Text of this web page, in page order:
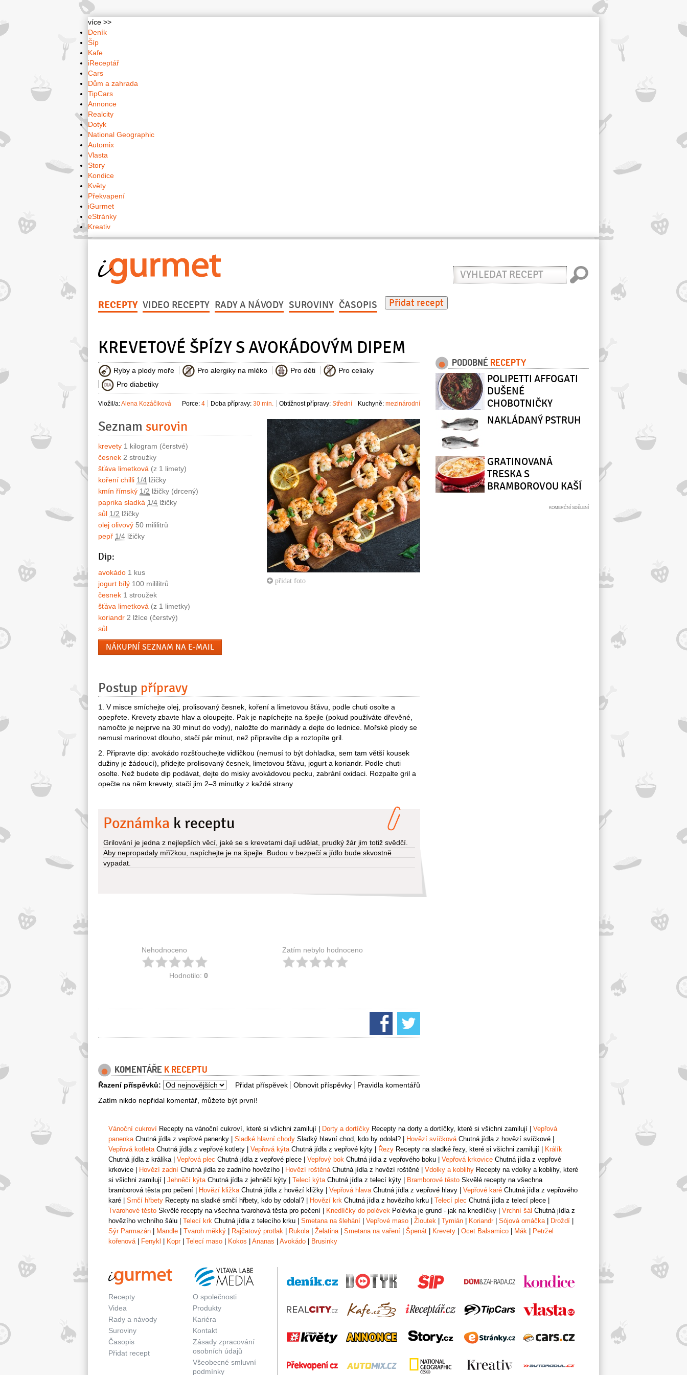
více >>
Deník
Šíp
Kafe
iReceptář
Cars
Dům a zahrada
TipCars
Annonce
Realcity
Dotyk
National Geographic
Automix
Vlasta
Story
Kondice
Květy
Překvapení
iGurmet
eStránky
Kreativ
Vyhledat
recept
RECEPTY VIDEO RECEPTY RADY A NÁVODY SUROVINY ČASOPIS Přidat recept
KREVETOVÉ ŠPÍZY S AVOKÁDOVÝM DIPEM
Ryby a plody moře Pro alergiky na mléko Pro děti
Pro celiaky
Pro diabetiky
Vložil/a:Alena Kozáčiková Kuchyně: mezinárodní
Obtížnost přípravy: Střední
Doba přípravy: 30 min.
Porce: 4
přidat foto
Seznam surovin
krevety 1 kilogram (čerstvé)
česnek 2 stroužky
šťáva limetková (z 1 limety)
koření chilli 1/4 lžičky
kmín římský 1/2 lžičky (drcený)
paprika sladká 1/4 lžičky
sůl 1/2 lžičky
olej olivový 50 mililitrů
pepř 1/4 lžičky
Dip:
avokádo 1 kus
jogurt bílý 100 mililitrů
česnek 1 stroužek
šťáva limetková (z 1 limetky)
koriandr 2 lžíce (čerstvý)
sůl
NÁKUPNÍ SEZNAM NA E-MAIL
Postup přípravy
1. V misce smíchejte olej, prolisovaný česnek, koření a limetovou šťávu, podle chuti osolte a
opepřete. Krevety zbavte hlav a oloupejte. Pak je napíchejte na špejle (pokud používáte dřevěné,
namočte je nejprve na 30 minut do vody), naložte do marinády a dejte do lednice. Mořské plody se
nemusí marinovat dlouho, stačí pár minut, než připravíte dip a roztopíte gril.
2. Připravte dip: avokádo rozšťouchejte vidličkou (nemusí to být dohladka, sem tam větší kousek
dužiny je žádoucí), přidejte prolisovaný česnek, limetovou šťávu, jogurt a koriandr. Podle chuti
osolte. Než budete dip podávat, dejte do misky avokádovou pecku, zabrání oxidaci. Rozpalte gril a
opečte na něm krevety, stačí jim 2–3 minutky z každé strany
Poznámka k receptu
Grilování je jedna z nejlepších věcí, jaké se s krevetami dají udělat, prudký žár jim totiž svědčí.
Aby nepropadaly mřížkou, napíchejte je na špejle. Budou v bezpečí a jídlo bude skvostně
vypadat.
Nehodnoceno
Hodnotilo: 0
Zatím nebylo hodnoceno
KOMENTÁŘE K RECEPTU
Pravidla komentářů
Obnovit příspěvky
Přidat příspěvek
Řazení příspěvků:
Zatím nikdo nepřidal komentář, můžete být první!
PODOBNÉ RECEPTY
POLIPETTI AFFOGATI
DUŠENÉ
CHOBOTNIČKY
NAKLÁDANÝ PSTRUH
GRATINOVANÁ
TRESKA S
BRAMBOROVOU KAŠÍ
Vánoční cukroví Recepty na vánoční cukroví, které si všichni zamilují Dorty a dortíčky Recepty na dorty a dortíčky, které si všichni zamilují
Vepřová
panenkaChutná jídla z vepřové panenky Sladké hlavní chody Sladký hlavní chod, kdo by odolal? Hovězí svíčkováChutná jídla z hovězí svíčkové
Vepřová kotletaChutná jídla z vepřové kotlety Vepřová kýtaChutná jídla z vepřové kýty Řezy Recepty na sladké řezy, které si všichni zamilují
Králík
Chutná jídla z králíka| Vepřová plec Chutná jídla z vepřové plece Vepřový bok Chutná jídla z vepřového boku Vepřová krkovice Chutná jídla z vepřové
krkovice
Hovězí zadní Chutná jídla ze zadního hovězího Hovězí roštěnáChutná jídla z hovězí roštěné Vdolky a koblihy Recepty na vdolky a koblihy, které
si všichni zamilují
Jehněčí kýtaChutná jídla z jehněčí kýty Telecí kýtaChutná jídla z telecí kýty Bramborové těsto Skvělé recepty na všechna
bramborová těsta pro pečení
Hovězí kližkaChutná jídla z hovězí kližky Vepřová hlavaChutná jídla z vepřové hlavy Vepřové karé Chutná jídla z vepřového
karé
Srnčí hřbety Recepty na sladké srnčí hřbety, kdo by odolal? Hovězí krk Chutná jídla z hovězího krku Telecí plec Chutná jídla z telecí plece
Tvarohové těsto Skvělé recepty na všechna tvarohová těsta pro pečení Knedlíčky do polévek Polévka je grund - jak na knedlíčky Vrchní šál Chutná jídla z
hovězího vrchního šálu
Telecí krk Chutná jídla z telecího krku Smetana na šlehání Vepřové maso Žloutek Tymián Koriandr| Sójová omáčka| Droždí
Sýr Parmazán
Mandle Tvaroh měkký Rajčatový protlak Rukola| Želatina| Smetana na vaření Špenát Krevety Ocet Balsamico Mák
Petržel
kořenová| Fenykl Kopr| Telecí maso Kokos Ananas Avokádo Brusinky
Recepty
Videa
Rady a návody
Suroviny
Časopis
Přidat recept
O společnosti
Produkty
Kariéra
Kontakt
Zásady zpracování
osobních údajů
Všeobecné smluvní
podmínky